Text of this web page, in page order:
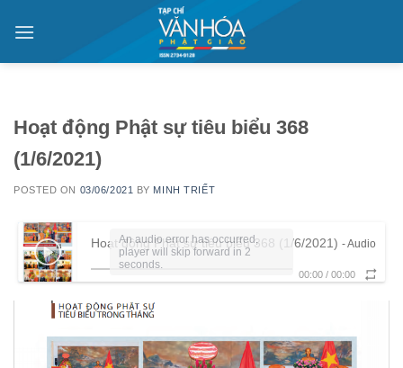
Hoạt động Phật sự tiêu biểu 368
(1/6/2021)
POSTED ON 03/06/2021 BY MINH TRIẾT
Hoạt động Phật sự tiêu biểu 368 (1/6/2021) - Audio
00:00 / 00:00
An audio error has occurred,
player will skip forward in 2
seconds.